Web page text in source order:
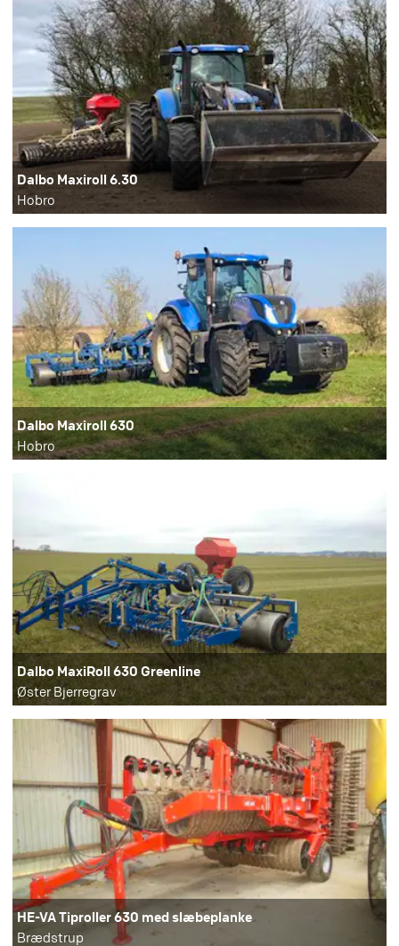
Dalbo Maxiroll 6.30
Hobro
Dalbo Maxiroll 630
Hobro
Dalbo MaxiRoll 630 Greenline
Øster Bjerregrav
HE-VA Tiproller 630 med slæbeplanke
Brædstrup